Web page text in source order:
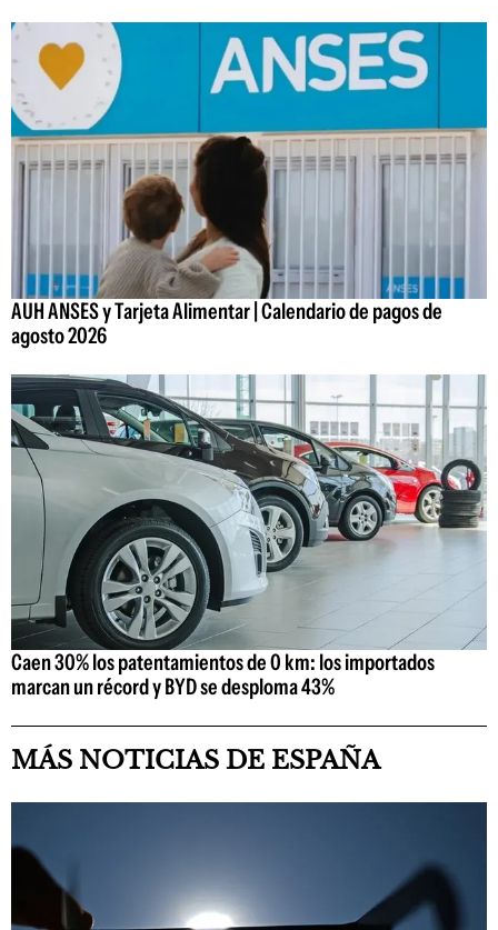
AUH ANSES y Tarjeta Alimentar | Calendario de pagos de
agosto 2026
Caen 30% los patentamientos de 0 km: los importados
marcan un récord y BYD se desploma 43%
MÁS NOTICIAS DE ESPAÑA